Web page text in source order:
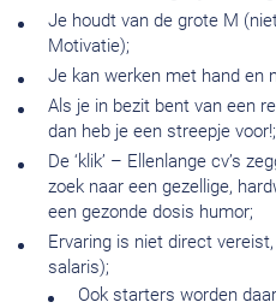
Je houdt van de grote M
Motivatie);
Je kan werken met hand en
Als je in bezit bent van een
dan heb je een streepje voor!;
De ‘klik’ – Ellenlange cv’s
zoek naar een gezellige,
een gezonde dosis humor;
Ervaring is niet direct
salaris);
Ook starters worden